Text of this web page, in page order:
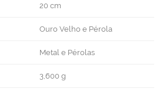
20 cm
Ouro Velho e Pérola
Metal e Pérolas
3,600 g